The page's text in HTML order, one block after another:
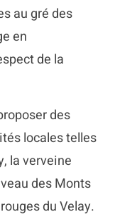
au gré des
en
de la
des
locales telles
la verveine
des Monts
du Velay.